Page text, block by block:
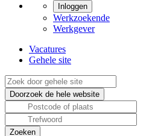
Inloggen
Werkzoekende
Werkgever
Vacatures
Gehele site